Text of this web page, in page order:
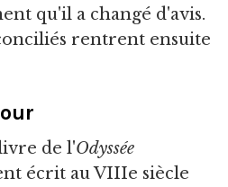
qu'il a changé d'avis.
rentrent ensuite
de l'Odyssée
écrit au VIIIe siècle